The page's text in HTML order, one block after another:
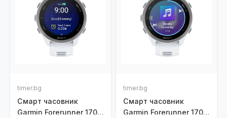
timer.bg
Смарт часовник
Garmin Forerunner 170
timer.bg
Смарт часовник
Garmin Forerunner 170